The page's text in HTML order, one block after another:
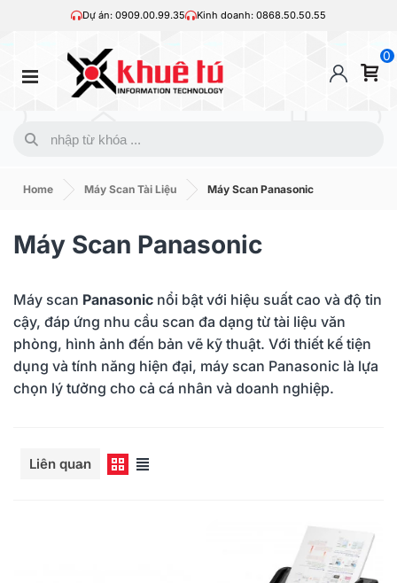
Dự án: 0909.00.99.35 Kinh doanh: 0868.50.50.55
0
Home Máy Scan Tài Liệu Máy Scan Panasonic
Máy Scan Panasonic
Máy scan Panasonic nổi bật với hiệu suất cao và độ tin
cậy, đáp ứng nhu cầu scan đa dạng từ tài liệu văn
phòng, hình ảnh đến bản vẽ kỹ thuật. Với thiết kế tiện
dụng và tính năng hiện đại, máy scan Panasonic là lựa
chọn lý tưởng cho cả cá nhân và doanh nghiệp.
Liên quan